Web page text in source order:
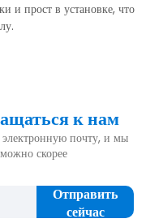
и прост в установке, что
к нам
электронную почту, и мы
скорее
Отправить
сейчас